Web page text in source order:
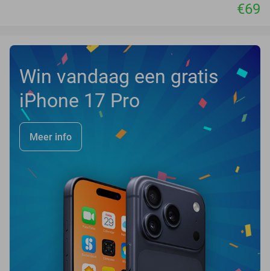
€69
Win vandaag een gratis
iPhone 17 Pro
Meer info